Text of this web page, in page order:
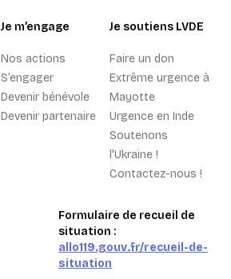
Je m’engage
Nos actions
S’engager
Devenir bénévole
Devenir partenaire
Je soutiens LVDE
Faire un don
Extrême urgence à
Mayotte
Urgence en Inde
Soutenons
l'Ukraine !
Contactez-nous !
Formulaire de recueil de
situation :
allo119.gouv.fr/recueil-de-
situation